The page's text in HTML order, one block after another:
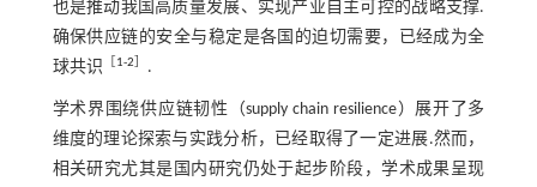
也是推动我国高质量发展、实现产业自主可控的战略支撑.
确保供应链的安全与稳定是各国的迫切需要，已经成为全
球共识
1-2 .
学术界围绕供应链韧性（supply chain resilience）展开了多
维度的理论探索与实践分析，已经取得了一定进展.然而，
相关研究尤其是国内研究仍处于起步阶段，学术成果呈现